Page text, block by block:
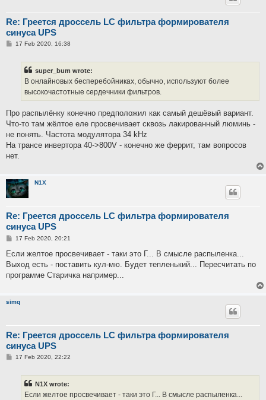
Re: Греется дроссель LC фильтра формирователя
синуса UPS
P17 Feb 2020, 16:38
super_bum wrote:
В онлайновых бесперебойниках, обычно, используют более
высокочастотные сердечники фильтров.
Про распылёнку конечно предположил как самый дешёвый вариант.
Что-то там жёлтое еле просвечивает сквозь лакированный люминь -
не понять. Частота модулятора 34 kHz
На трансе инвертора 40->800V - конечно же феррит, там вопросов
нет.
N1X
Re: Греется дроссель LC фильтра формирователя
синуса UPS
P
s
17 Feb 2020, 20:21
Если желтое просвечивает - таки это Г... В смысле распыленка...
Выход есть - поставить кул-мю. Будет тепленький... Пересчитать по
программе Старичка например...
simq
Re: Греется дроссель LC фильтра формирователя
синуса UPS
P17 Feb 2020, 22:22
N1X wrote:
Если желтое просвечивает - таки это Г... В смысле распыленка...